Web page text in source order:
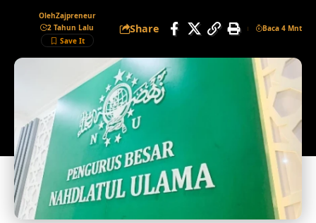
OlehZajpreneur
2 Tahun Lalu
Share Baca 4 Mnt